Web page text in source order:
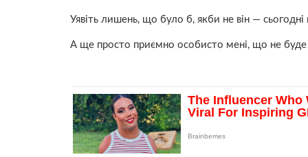
Уявіть лишень, що було б, якби не він —
А ще просто приємно особисто мені, що не буде